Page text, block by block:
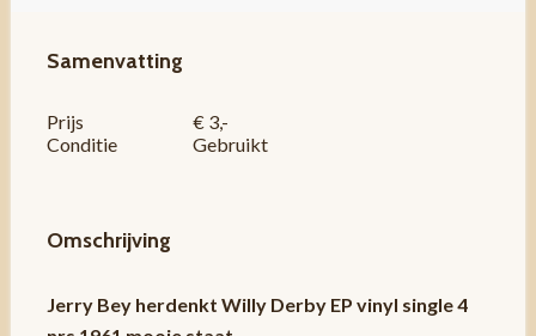
Samenvatting
Prijs
€ 3,-
Conditie
Gebruikt
Omschrijving
Jerry Bey herdenkt Willy Derby EP vinyl single 4